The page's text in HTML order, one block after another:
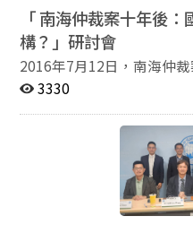
是高度依賴既有規範、組
作，使改革得以被內化與穩定。 首先，在組織運
檢察體系具有鮮明的科層
於「領導」關係，而非法
式，使上級意志能快速向
要基礎。 其次，檢察機關導入高度量化的績效管理機
制，建立即時監測與排名
標與升遷獎懲直接連結。
度得以快速擴散並形成日常實踐。 第三，
賴頻繁的政治與業務學習
完成「台帳」紀錄，由上
「 南海仲裁案十年後
構？」研討會
2016年7月12日，南海仲
法公約》的解釋與適用、
影響。十年之後，南海情
與我國海洋政策定位。 臺灣安全研究中心將於 2026年6月
25日 舉辦「南海仲裁案十
建構？」學術研討會，邀
領域專家學者，從法律與
3330